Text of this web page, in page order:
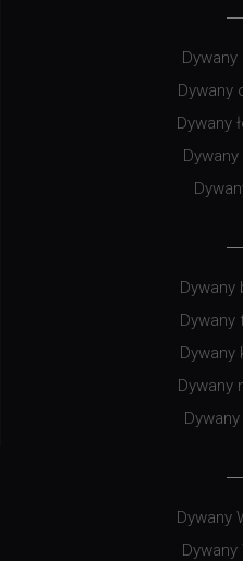
Dywany
Dywany
Dywany
Dywany
Dywany
Dywany
Dywany
Dywany